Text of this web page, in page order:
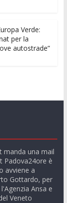
Verde:
per la
autostrade”
manda una mail
Padova24ore è
avviene a
Gottardo, per
Ansa e
Veneto